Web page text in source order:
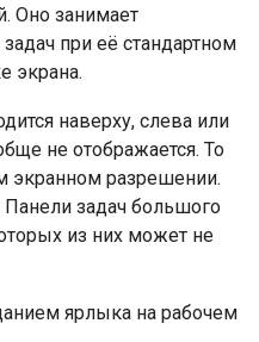
Оно занимает
при её стандартном
экрана.
наверху, слева или
не отображается. То
экранном разрешении.
задач большого
из них может не
ярлыка на рабочем